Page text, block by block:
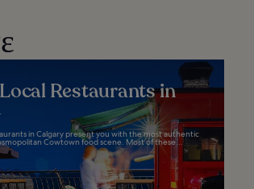
Restaurants in
in Calgary present you with the most authentic
Cowtown food scene. Most of these...